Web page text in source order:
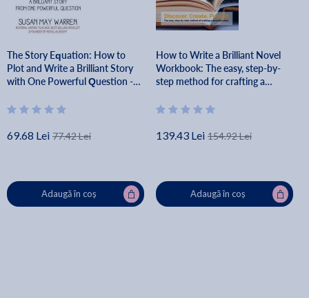
The Story Equation: How to
Plot and Write a Brilliant Story
with One Powerful Question -
69.68 Lei 77.42 Lei
Adaugă în coș
How to Write a Brilliant Novel
Workbook: The easy, step-by-
step method for crafting a
Warren
139.43 Lei 154.92 Lei
Adaugă în coș